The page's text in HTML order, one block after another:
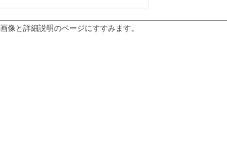
像と詳細説明のページにすすみます。